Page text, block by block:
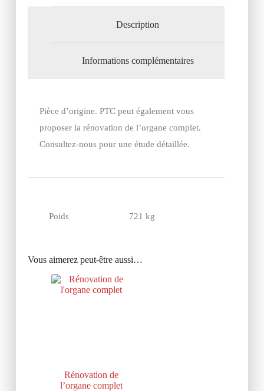
Description
Informations complémentaires
Pièce d’origine. PTC peut également vous
proposer la rénovation de l’organe complet.
Consultez-nous pour une étude détaillée.
Poids 721 kg
Vous aimerez peut-être aussi…
Rénovation de
l’organe complet